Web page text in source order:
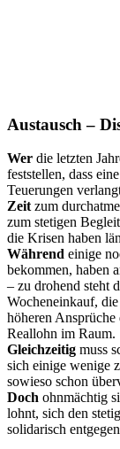
Austausch –
Wer die letzten
feststellen, dass
Teuerungen
Zeit zum
zum stetigen
die Krisen haben
Während einige
bekommen, haben
– zu drohend steht
Wocheneinkauf,
höheren
Reallohn im Raum.
Gleichzeitig muss
sich einige wenige
sowieso schon
Doch ohnmächtig
lohnt, sich den
solidarisch